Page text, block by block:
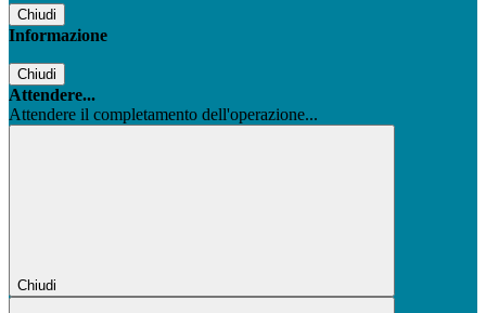
Chiudi
Informazione
Chiudi
Attendere...
Attendere il completamento dell'operazione...
Chiudi